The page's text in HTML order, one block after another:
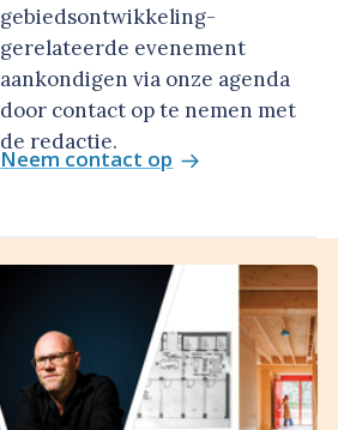
gebiedsontwikkeling-
gerelateerde evenement
aankondigen via onze agenda
door contact op te nemen met
de redactie.
Neem contact op